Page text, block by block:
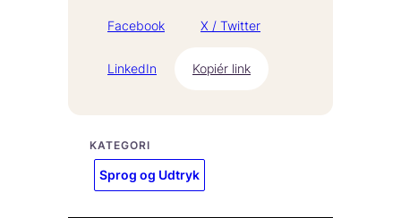
Facebook X / Twitter
LinkedIn Kopiér link
KATEGORI
Sprog og Udtryk